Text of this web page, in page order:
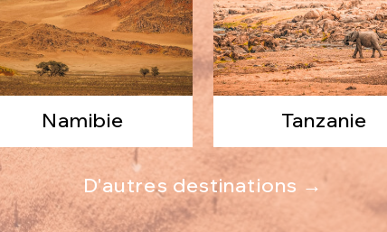
D'autres destinations →
Tanzanie
Namibie